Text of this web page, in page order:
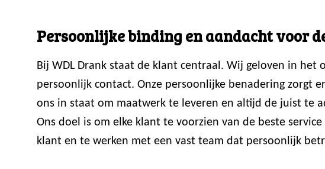
Persoonlijke binding en aandacht voor
Bij WDL Drank staat de klant centraal. Wij geloven in
persoonlijk contact. Onze persoonlijke benadering zorgt
ons in staat om maatwerk te leveren en altijd de juist te
Ons doel is om elke klant te voorzien van de beste
klant en te werken met een vast team dat persoonlijk